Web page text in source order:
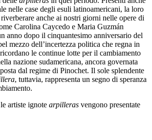
nelle case degli esuli latinoamericani, la loro
anche ai nostri giorni nelle opere di
Carolina Caycedo e Maria Guzmán
anno dopo il cinquantesimo anniversario del
mezzo dell’incertezza politica che regna in
le continue lotte per il cambiamento
nazione sudamericana, ancora governata
dal regime di Pinochet. Il sole splendente
, tuttavia, rappresenta un segno di speranza
artiste ignote arpilleras vengono presentate